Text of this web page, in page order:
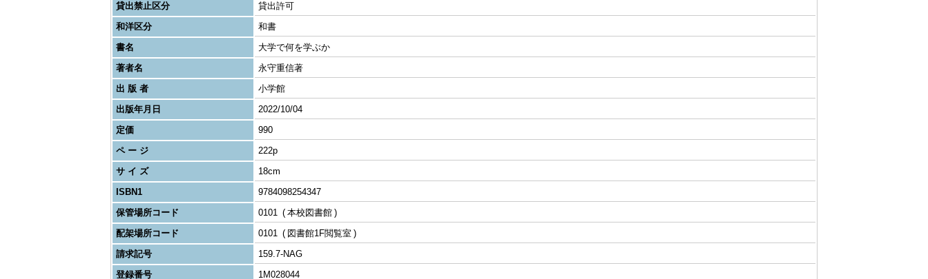
貸出禁止区分
貸出許可
和洋区分
和書
書名
大学で何を学ぶか
著者名
永守重信著
出 版 者
小学館
出版年月日
2022/10/04
定価
990
ペ ー ジ
222p
サ イ ズ
18cm
ISBN1
9784098254347
保管場所コード
0101
本校図書館
配架場所コード
0101
図書館1F閲覧室
請求記号
159.7-NAG
登録番号
1M028044